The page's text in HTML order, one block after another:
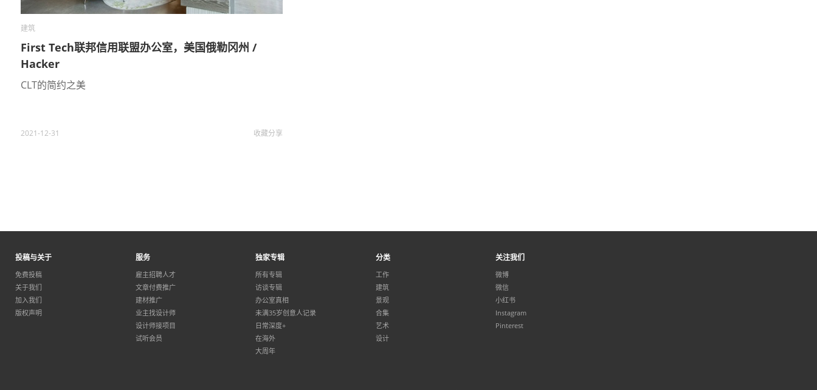
建筑
First Tech联邦信用联盟办公室，美国俄勒冈州 /
Hacker
CLT的简约之美
2021-12-31 收藏分享
投稿与关于
免费投稿
关于我们
加入我们
版权声明
服务
雇主招聘人才
文章付费推广
建材推广
业主找设计师
设计师接项目
试听会员
独家专辑
所有专辑
访谈专辑
办公室真相
未满35岁创意人记录
日常深度+
在海外
大周年
分类
工作
建筑
景观
合集
艺术
设计
关注我们
微博
微信
小红书
Instagram
Pinterest